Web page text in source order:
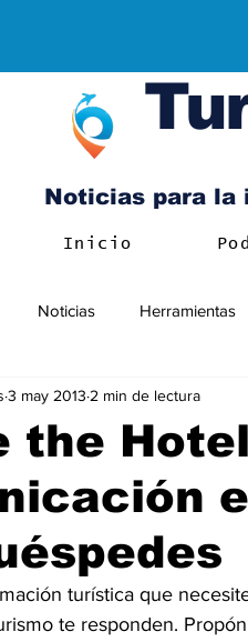
Noticias para la
Inicio
Noticias Herramientas
the
3 may 2013 2 min de lectura
turística que
te responden.